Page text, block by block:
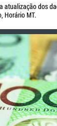
atualização dos
Horário MT.